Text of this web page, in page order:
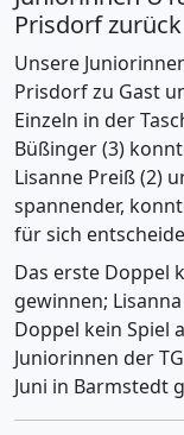
Prisdorf zurück
Unsere
Prisdorf zu Gast
Einzeln in der
Büßinger (3)
Lisanne Preiß (2)
spannender,
für sich
Das erste Doppel
gewinnen;
Doppel kein Spiel
Juniorinnen der
Juni in Barmstedt